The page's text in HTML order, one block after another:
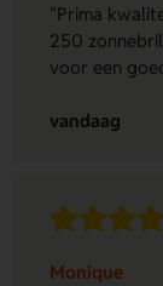
"Prima
250
voor een
vandaag
Monique